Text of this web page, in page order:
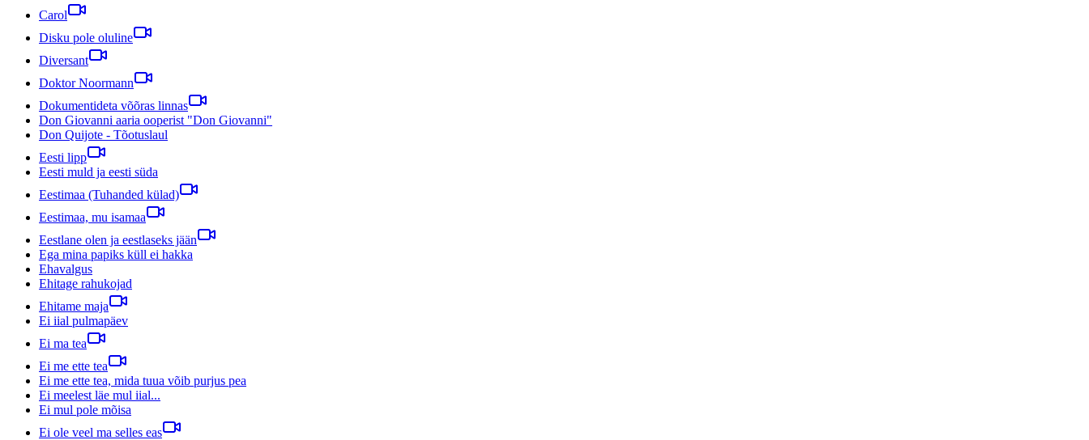
Carol
Disku pole oluline
Diversant
Doktor Noormann
Dokumentideta võõras linnas
Don Giovanni aaria ooperist "Don Giovanni"
Don Quijote - Tõotuslaul
Eesti lipp
Eesti muld ja eesti süda
Eestimaa (Tuhanded külad)
Eestimaa, mu isamaa
Eestlane olen ja eestlaseks jään
Ega mina papiks küll ei hakka
Ehavalgus
Ehitage rahukojad
Ehitame maja
Ei iial pulmapäev
Ei ma tea
Ei me ette tea
Ei me ette tea, mida tuua võib purjus pea
Ei meelest läe mul iial...
Ei mul pole mõisa
Ei ole veel ma selles eas